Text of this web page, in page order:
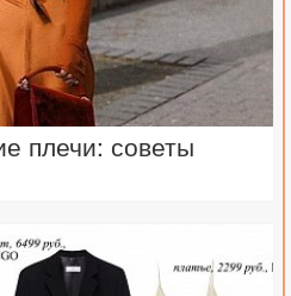
плечи: советы